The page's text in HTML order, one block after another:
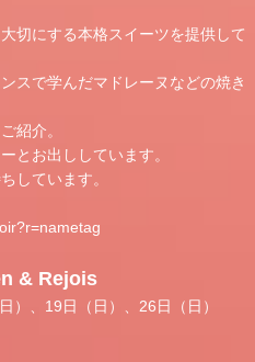
切にする本格スイーツを提供して
スで学んだマドレーヌなどの焼き
紹介。
とお出ししています。
しています。
& Rejois
）、19日（日）、26日（日）